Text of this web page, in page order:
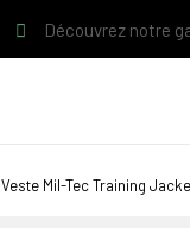
Découvrez notre
Veste Mil-Tec Training